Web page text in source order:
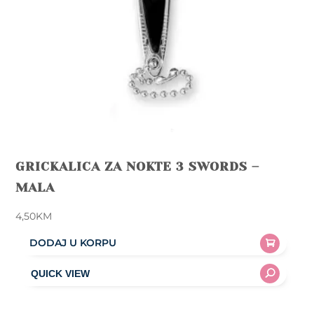
GRICKALICA ZA NOKTE 3 SWORDS –
MALA
4,50KM
DODAJ U KORPU